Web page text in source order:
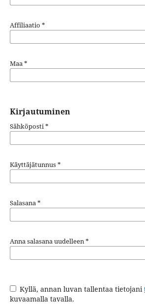
Affiliaatio *
Maa*
Kirjautuminen
Sähköposti*
Käyttäjätunnus*
Salasana*
Anna salasana uudelleen*
Kyllä, annan luvan tallentaa tietojani
kuvaamalla tavalla.